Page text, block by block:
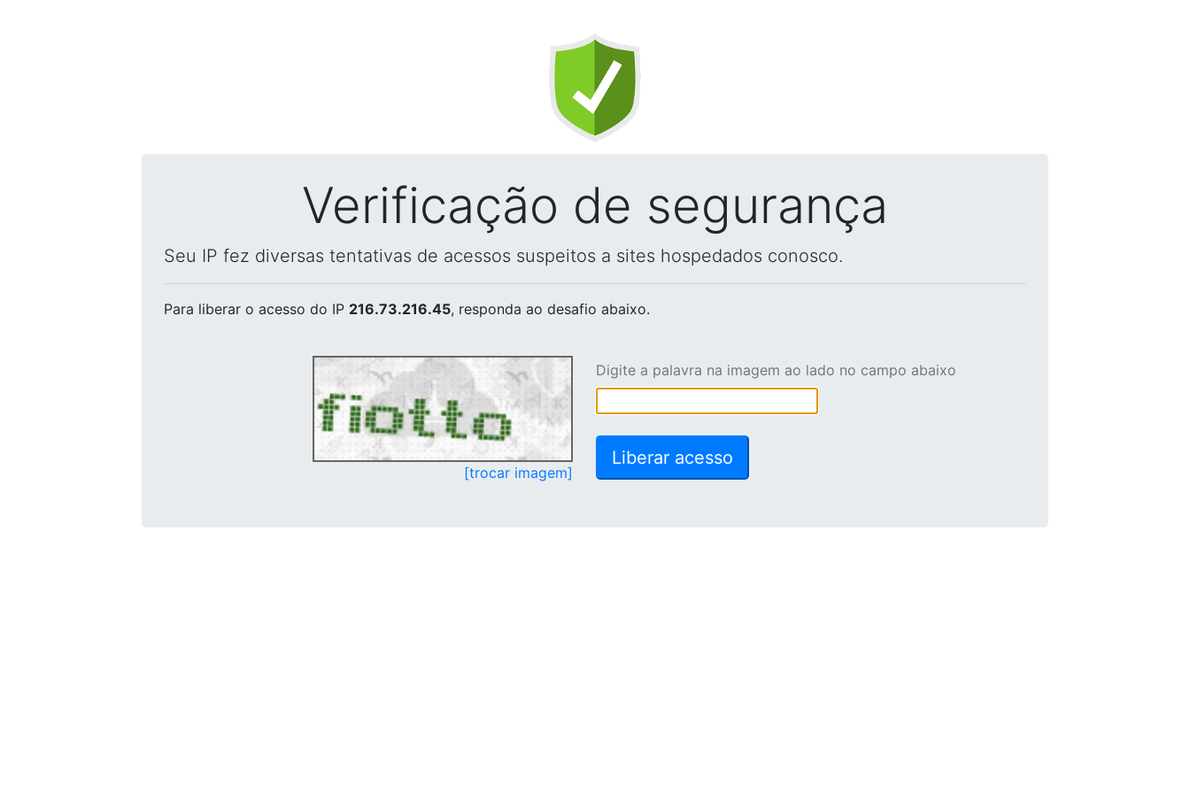
Verificação de segurança
Seu IP fez diversas tentativas de acessos suspeitos a sites hospedados conosco.
Para liberar o acesso do IP 216.73.216.45, responda ao desafio abaixo.
[trocar imagem]
Digite a palavra na imagem ao lado no campo abaixo